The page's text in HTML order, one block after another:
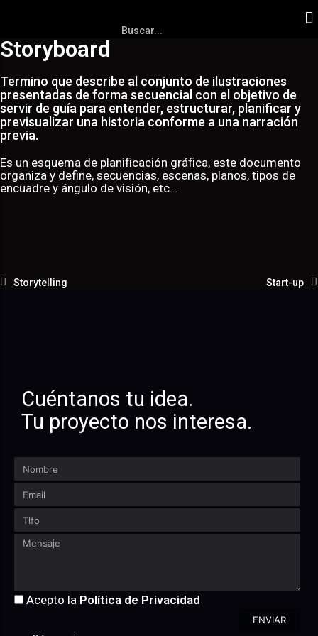
Storyboard
Termino que describe al conjunto de ilustraciones
presentadas de forma secuencial con el objetivo de
servir de guía para entender, estructurar, planificar y
previsualizar una historia conforme a una narración
previa.
Es un esquema de planificación gráfica, este documento
organiza y define, secuencias, escenas, planos, tipos de
encuadre y ángulo de visión, etc…
Storytelling Start-up
Cuéntanos tu idea.
Tu proyecto nos interesa.
Acepto la Política de Privacidad
ENVIAR